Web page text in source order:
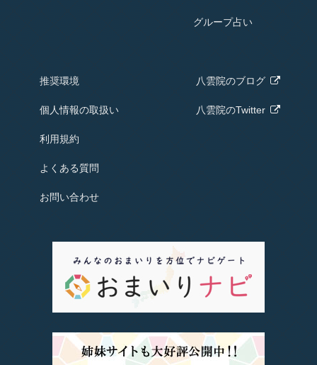
グループ占い
推奨環境
個人情報の取扱い
利用規約
よくある質問
お問い合わせ
八雲院のブログ
八雲院のTwitter